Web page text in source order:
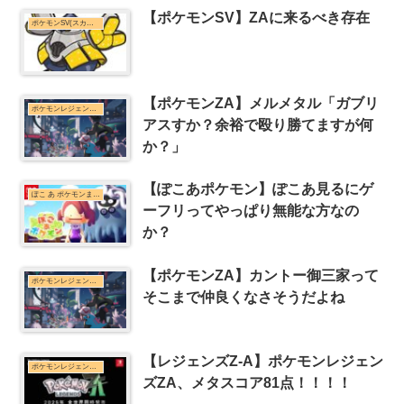
ポケモンSV(スカーレット・バイオレット)まとめ 【ポケモンSV】ZAに来るべき存在
ポケモンレジェンズZ-Aまとめ
【ポケモンZA】メルメタル「ガブリ
アスすか？余裕で殴り勝てますが何
か？」
ぽこ あ ポケモンまとめ
【ぽこあポケモン】ぽこあ見るにゲ
ーフリってやっぱり無能な方なの
か？
【ポケモンZA】カントー御三家って
そこまで仲良くなさそうだよね
ポケモンレジェンズZ-Aまとめ
【レジェンズZ-A】ポケモンレジェン
ズZA、メタスコア81点！！！！